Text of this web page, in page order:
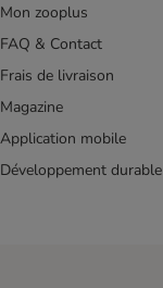
Mon zooplus
FAQ & Contact
Frais de livraison
Magazine
Application mobile
Développement durable